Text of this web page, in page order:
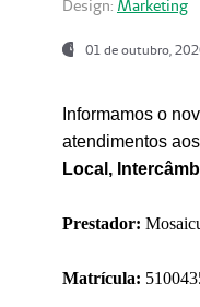
Design: Marketing
01 de outubro,
Informamos o
atendimentos
Local,
Prestador:
Matrícula: